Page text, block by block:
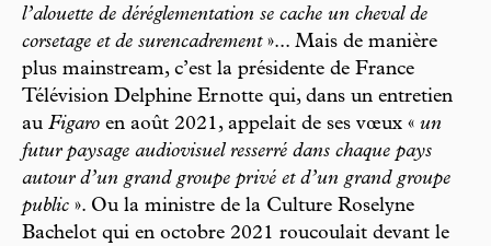
l’alouette de déréglementation se cache un cheval de
corsetage et de surencadrement»... Mais de manière
plus mainstream, c’est la présidente de France
Télévision Delphine Ernotte qui, dans un entretien
au Figaro en août 2021, appelait de ses vœux « un
futur paysage audiovisuel resserré dans chaque pays
autour d’un grand groupe privé et d’un grand groupe
public ». Ou la ministre de la Culture Roselyne
Bachelot qui en octobre 2021 roucoulait devant le